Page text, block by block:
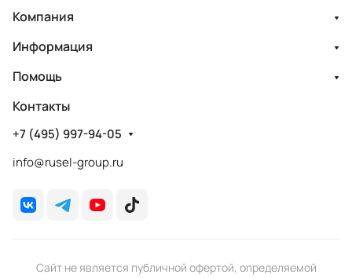
Компания
Информация
Помощь
Контакты
+7 (495) 997-94-05
info@rusel-group.ru
Сайт не является публичной офертой, определяемой